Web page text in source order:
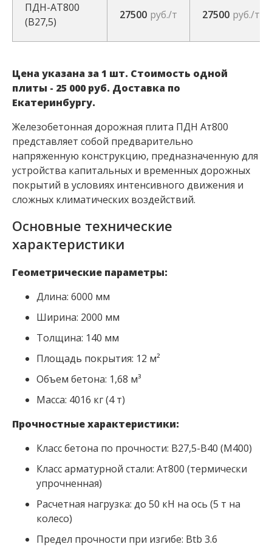
ПДН-АТ800
(В27,5)
27500 руб./т 27500 руб./т
Цена указана за 1 шт. Стоимость одной
плиты - 25 000 руб. Доставка по
Екатеринбургу.
Железобетонная дорожная плита ПДН Ат800
представляет собой предварительно
напряженную конструкцию, предназначенную для
устройства капитальных и временных дорожных
покрытий в условиях интенсивного движения и
сложных климатических воздействий.
Основные технические
характеристики
Геометрические параметры:
Длина: 6000 мм
Ширина: 2000 мм
Толщина: 140 мм
Площадь покрытия: 12 м²
Объем бетона: 1,68 м³
Масса: 4016 кг (4 т)
Прочностные характеристики:
Класс бетона по прочности: В27,5-В40 (М400)
Класс арматурной стали: Ат800 (термически
упрочненная)
Расчетная нагрузка: до 50 кН на ось (5 т на
колесо)
Предел прочности при изгибе: Btb 3.6